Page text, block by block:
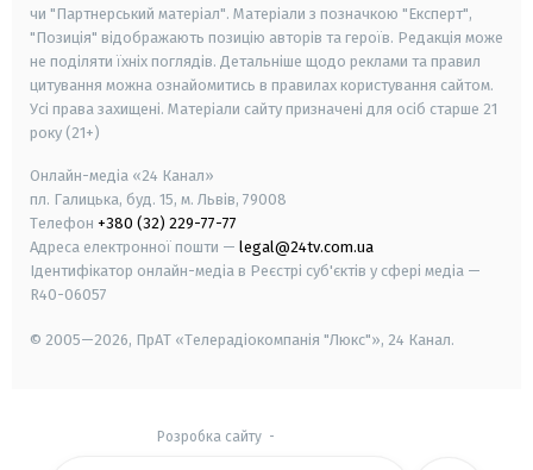
чи "Партнерський матеріал". Матеріали з позначкою "Експерт",
"Позиція" відображають позицію авторів та героїв. Редакція може
не поділяти їхніх поглядів. Детальніше щодо реклами та правил
цитування можна ознайомитись в правилах користування сайтом.
Усі права захищені. Матеріали сайту призначені для осіб старше 21
року (21+)
Онлайн-медіа «24 Канал»
пл. Галицька, буд. 15, м. Львів, 79008
Телефон +380 (32) 229-77-77
Адреса електронної пошти — legal@24tv.com.ua
Ідентифікатор онлайн-медіа в Реєстрі суб'єктів у сфері медіа —
R40-06057
© 2005—2026, ПрАТ «Телерадіокомпанія "Люкс"», 24 Канал.
Розробка сайту-